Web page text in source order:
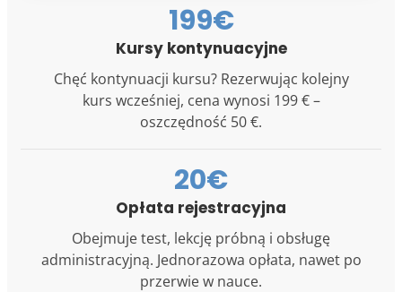
199€
Kursy kontynuacyjne
Chęć kontynuacji kursu? Rezerwując kolejny
kurs wcześniej, cena wynosi 199 € –
oszczędność 50 €.
20€
Opłata rejestracyjna
Obejmuje test, lekcję próbną i obsługę
administracyjną. Jednorazowa opłata, nawet po
przerwie w nauce.